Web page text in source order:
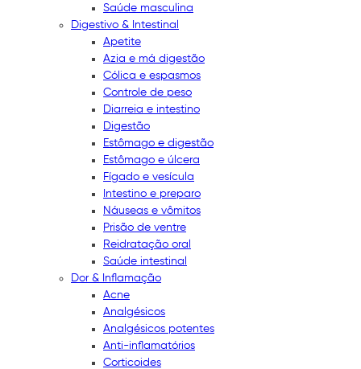
Saúde masculina
Digestivo & Intestinal
Apetite
Azia e má digestão
Cólica e espasmos
Controle de peso
Diarreia e intestino
Digestão
Estômago e digestão
Estômago e úlcera
Fígado e vesícula
Intestino e preparo
Náuseas e vômitos
Prisão de ventre
Reidratação oral
Saúde intestinal
Dor & Inflamação
Acne
Analgésicos
Analgésicos potentes
Anti-inflamatórios
Corticoides